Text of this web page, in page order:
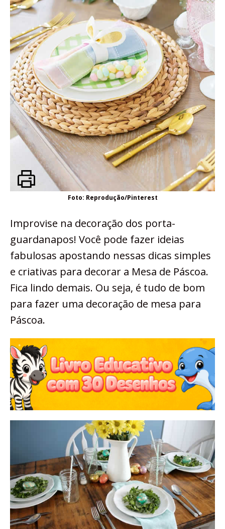
Foto: Reprodução/Pinterest
Improvise na decoração dos porta-
guardanapos! Você pode fazer ideias
fabulosas apostando nessas dicas simples
e criativas para decorar a Mesa de Páscoa.
Fica lindo demais. Ou seja, é tudo de bom
para fazer uma decoração de mesa para
Páscoa.